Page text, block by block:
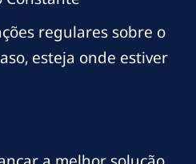
regulares sobre o
esteja onde estiver